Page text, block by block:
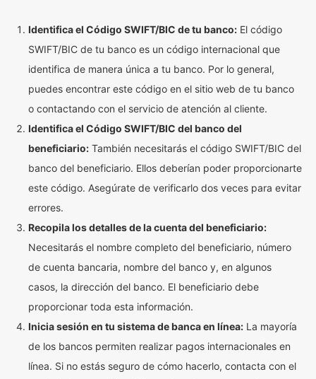
Identifica el Código SWIFT/BIC de tu banco: El código
SWIFT/BIC de tu banco es un código internacional que
identifica de manera única a tu banco. Por lo general,
puedes encontrar este código en el sitio web de tu banco
o contactando con el servicio de atención al cliente.
Identifica el Código SWIFT/BIC del banco del
beneficiario: También necesitarás el código SWIFT/BIC del
banco del beneficiario. Ellos deberían poder proporcionarte
este código. Asegúrate de verificarlo dos veces para evitar
errores.
Recopila los detalles de la cuenta del beneficiario:
Necesitarás el nombre completo del beneficiario, número
de cuenta bancaria, nombre del banco y, en algunos
casos, la dirección del banco. El beneficiario debe
proporcionar toda esta información.
Inicia sesión en tu sistema de banca en línea: La mayoría
de los bancos permiten realizar pagos internacionales en
línea. Si no estás seguro de cómo hacerlo, contacta con el